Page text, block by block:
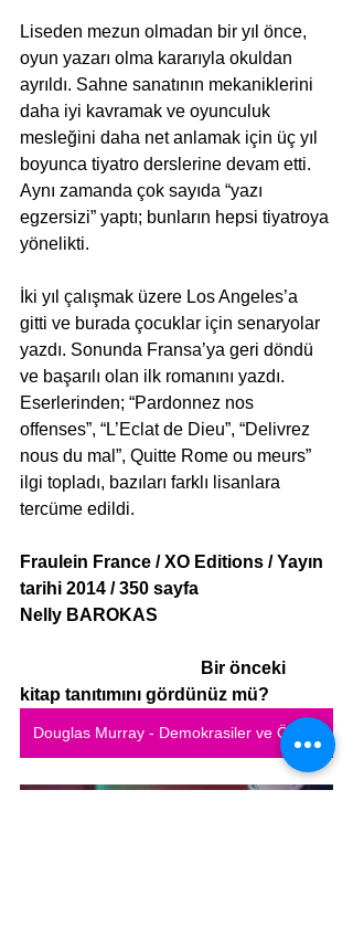
Liseden mezun olmadan bir yıl önce,
oyun yazarı olma kararıyla okuldan
ayrıldı. Sahne sanatının mekaniklerini
daha iyi kavramak ve oyunculuk
mesleğini daha net anlamak için üç yıl
boyunca tiyatro derslerine devam etti.
Aynı zamanda çok sayıda “yazı
egzersizi” yaptı; bunların hepsi tiyatroya
yönelikti.
İki yıl çalışmak üzere Los Angeles’a
gitti ve burada çocuklar için senaryolar
yazdı. Sonunda Fransa’ya geri döndü
ve başarılı olan ilk romanını yazdı.
Eserlerinden; “Pardonnez nos
offenses”, “L’Eclat de Dieu”, “Delivrez
nous du mal”, Quitte Rome ou meurs”
ilgi topladı, bazıları farklı lisanlara
tercüme edildi.
Fraulein France / XO Editions / Yayın
tarihi 2014 / 350 sayfa
Nelly BAROKAS
Bir önceki
kitap tanıtımını gördünüz mü?